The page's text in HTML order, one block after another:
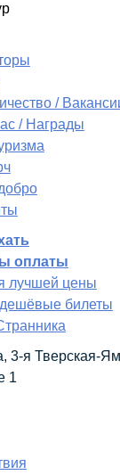
/
/ Награды
оплаты
лучшей цены
билеты
3-я Тверская-
1